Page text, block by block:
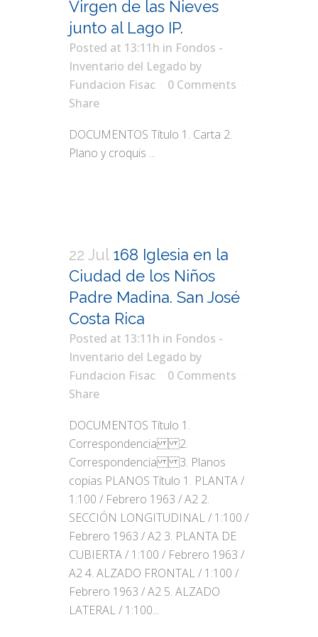
Virgen de las Nieves
junto al Lago IP.
Posted at 13:11h in Fondos -
Inventario del Legado by
Fundacion Fisac
0 Comments
Share
DOCUMENTOS Título 1. Carta 2.
Plano y croquis ...
22 Jul 168 Iglesia en la
Ciudad de los Niños
Padre Madina. San José
Costa Rica
Posted at 13:11h in Fondos -
Inventario del Legado by
Fundacion Fisac
0 Comments
Share
DOCUMENTOS Título 1.
Correspondencia 2.
Correspondencia 3. Planos
copias PLANOS Título 1. PLANTA /
1:100 / Febrero 1963 / A2 2.
SECCIÓN LONGITUDINAL / 1:100 /
Febrero 1963 / A2 3. PLANTA DE
CUBIERTA / 1:100 / Febrero 1963 /
A2 4. ALZADO FRONTAL / 1:100 /
Febrero 1963 / A2 5. ALZADO
LATERAL / 1:100...